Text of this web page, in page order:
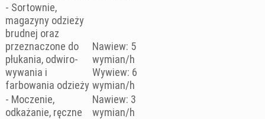
- Sortownie,
magazyny odzieży
brudnej oraz
przeznaczone do
płukania, odwiro-
wywania i
farbowania odzieży
Nawiew: 5
wymian/h
Wywiew: 6
wymian/h
- Moczenie,
odkażanie, ręczne
Nawiew: 3
wymian/h